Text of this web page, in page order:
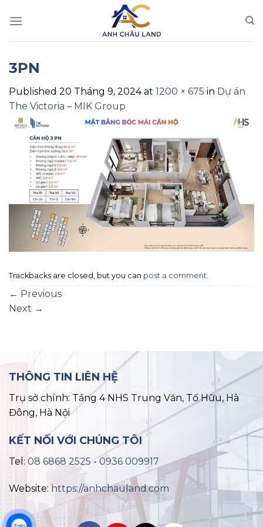
3PN
Published 20 Tháng 9, 2024at 1200 × 675 in Dự án
The Victoria – MIK Group
Trackbacks are closed, but you can post a comment
← Previous
Next →
THÔNG TIN LIÊN HỆ
Trụ sở chính: Tầng 4 NHS Trung Văn, Tố Hữu, Hà
Đông, Hà Nội
KẾT NỐI VỚI CHÚNG TÔI
Tel: 08 6868 2525-0936 009917
Website: https://anhchauland.com